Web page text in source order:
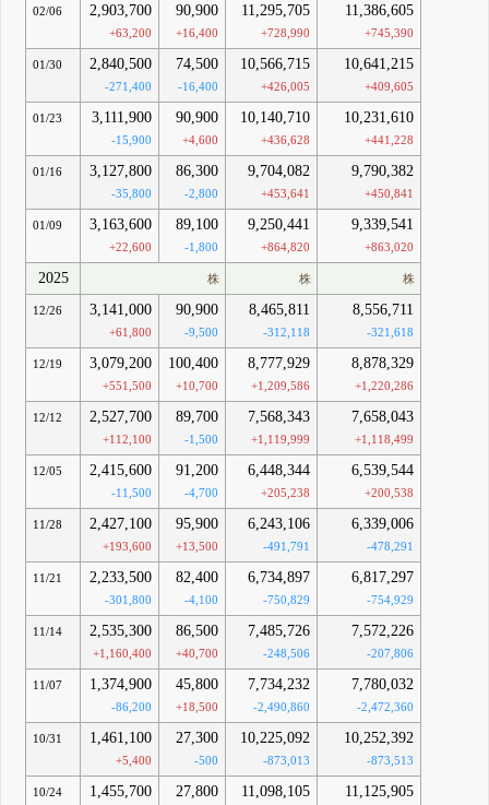
02/06 2,903,700
+63,200
90,900
+16,400
11,295,705
+728,990
11,386,605
+745,390
01/30 2,840,500
-271,400
74,500
-16,400
10,566,715
+426,005
10,641,215
+409,605
01/23 3,111,900
-15,900
90,900
+4,600
10,140,710
+436,628
10,231,610
+441,228
01/16 3,127,800
-35,800
86,300
-2,800
9,704,082
+453,641
9,790,382
+450,841
01/09 3,163,600
+22,600
89,100
-1,800
9,250,441
+864,820
9,339,541
+863,020
2025 株 株 株
12/26 3,141,000
+61,800
90,900
-9,500
8,465,811
-312,118
8,556,711
-321,618
12/19 3,079,200
+551,500
100,400
+10,700
8,777,929
+1,209,586
8,878,329
+1,220,286
12/12 2,527,700
+112,100
89,700
-1,500
7,568,343
+1,119,999
7,658,043
+1,118,499
12/05 2,415,600
-11,500
91,200
-4,700
6,448,344
+205,238
6,539,544
+200,538
11/28 2,427,100
+193,600
95,900
+13,500
6,243,106
-491,791
6,339,006
-478,291
11/21 2,233,500
-301,800
82,400
-4,100
6,734,897
-750,829
6,817,297
-754,929
11/14 2,535,300
+1,160,400
86,500
+40,700
7,485,726
-248,506
7,572,226
-207,806
11/07 1,374,900
-86,200
45,800
+18,500
7,734,232
-2,490,860
7,780,032
-2,472,360
10/31 1,461,100
+5,400
27,300
-500
10,225,092
-873,013
10,252,392
-873,513
10/24 1,455,700 27,800 11,098,105 11,125,905